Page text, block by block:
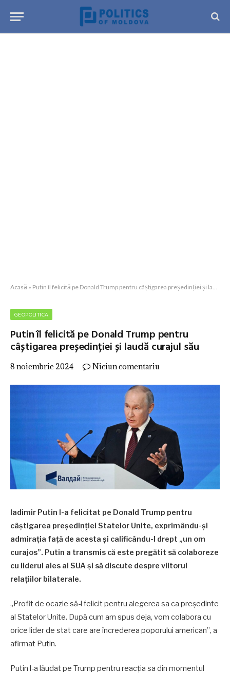
Acasă » Putin îl felicită pe Donald Trump pentru câștigarea președinției și laudă curajul său
GEOPOLITICA
Putin îl felicită pe Donald Trump pentru
câștigarea președinției și laudă curajul său
8 noiembrie 2024 Niciun comentariu
ladimir Putin l-a felicitat pe Donald Trump pentru
câștigarea președinției Statelor Unite, exprimându-și
admirația față de acesta și calificându-l drept „un om
curajos”. Putin a transmis că este pregătit să colaboreze
cu liderul ales al SUA și să discute despre viitorul
relațiilor bilaterale.
„Profit de ocazie să-l felicit pentru alegerea sa ca președinte
al Statelor Unite. După cum am spus deja, vom colabora cu
orice lider de stat care are încrederea poporului american”, a
afirmat Putin.
Putin l-a lăudat pe Trump pentru reacția sa din momentul